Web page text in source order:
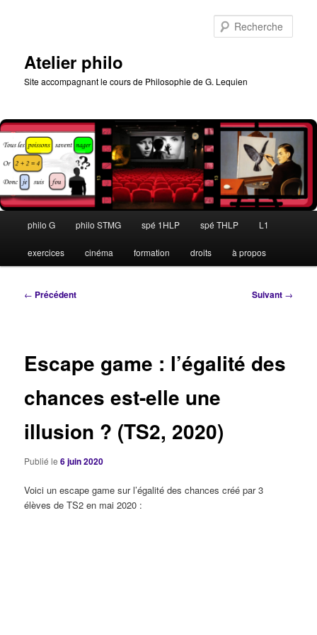
Atelier philo
Site accompagnant le cours de Philosophie de G. Lequien
principal
philo G philo STMG spé 1HLP spé THLP L1
exercices cinéma formation droits à propos
Navigation
← Précédent Suivant →
Escape game : l’égalité des
chances est-elle une
illusion ? (TS2, 2020)
Publié le6 juin 2020
Voici un escape game sur l’égalité des chances créé par 3
élèves de TS2 en mai 2020 :